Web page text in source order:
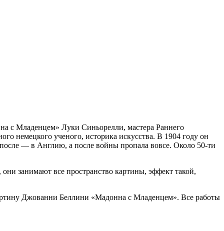
с Младенцем» Луки Синьорелли, мастера Раннего
немецкого ученого, историка искусства. В 1904 году он
— в Англию, а после войны пропала вовсе. Около 50-ти
занимают все пространство картины, эффект такой,
Джованни Беллини «Мадонна с Младенцем». Все работы